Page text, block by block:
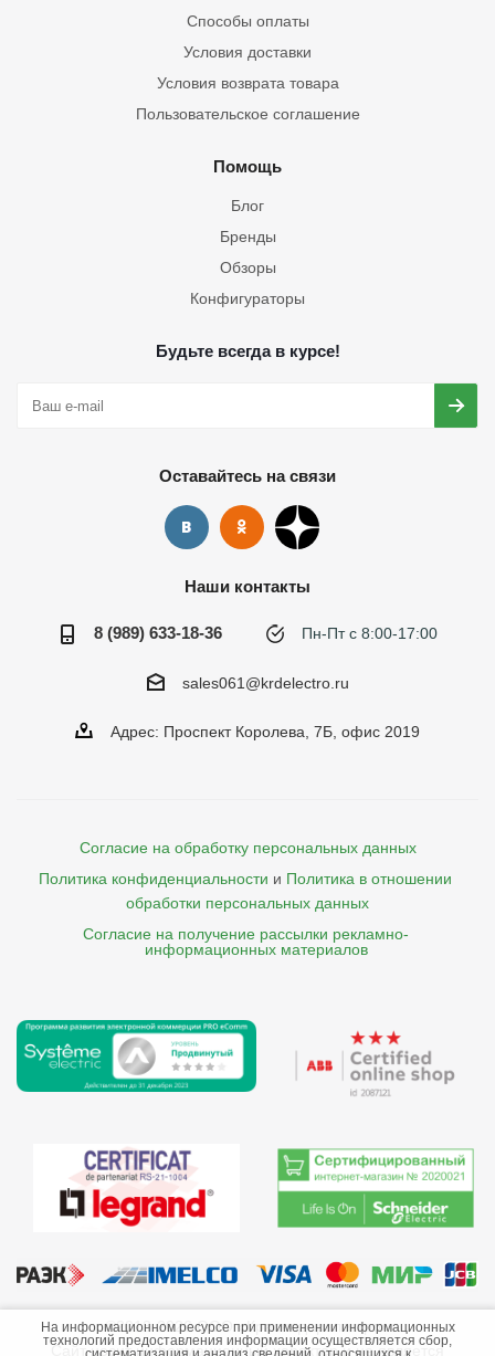
Способы оплаты
Условия доставки
Условия возврата товара
Пользовательское соглашение
Помощь
Блог
Бренды
Обзоры
Конфигураторы
Будьте всегда в курсе!
Оставайтесь на связи
Наши контакты
8 (989) 633-18-36 Пн-Пт с 8:00-17:00
sales061@krdelectro.ru
Адрес: Проспект Королева, 7Б, офис 2019
Согласие на обработку персональных данных
Политика конфиденциальности и Политика в отношении
обработки персональных данных
Согласие на получение рассылки рекламно-
    информационных материалов
©2013-2026 ООО «Краснодарэлектро»
Сайт носит информационный характер и не является
На информационном ресурсе при применении информационных
технологий предоставления информации осуществляется сбор,